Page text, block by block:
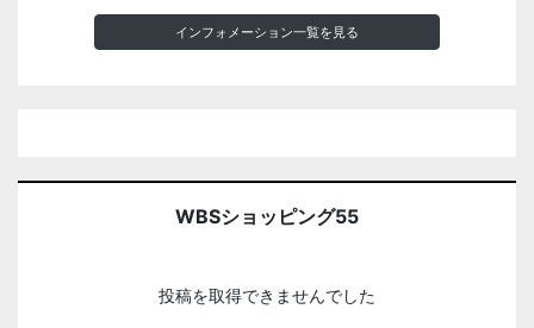
インフォメーション一覧を見る
WBSショッピング55
投稿を取得できませんでした